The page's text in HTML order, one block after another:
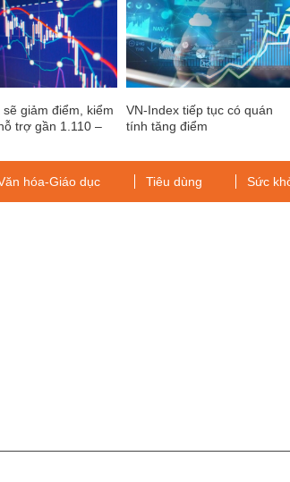
sẽ giảm điểm, kiểm
trợ gần 1.110 –
VN-Index tiếp tục có quán
tính tăng điểm
hóa-Giáo dục Tiêu dùng Sức